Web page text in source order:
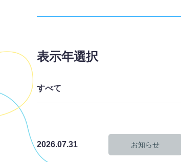
表示年選択
2026.07.31 お知らせ